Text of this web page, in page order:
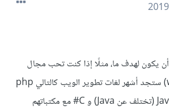
يكون لهدف ما، مثلًا إذا كنت تحب مجال
مواقع الويب (websites) ستجد أشهر لغات تطوير الويب كالتالي php
أو python أو JavaScript (تختلف عن Java) و C# مع مكتباتهم